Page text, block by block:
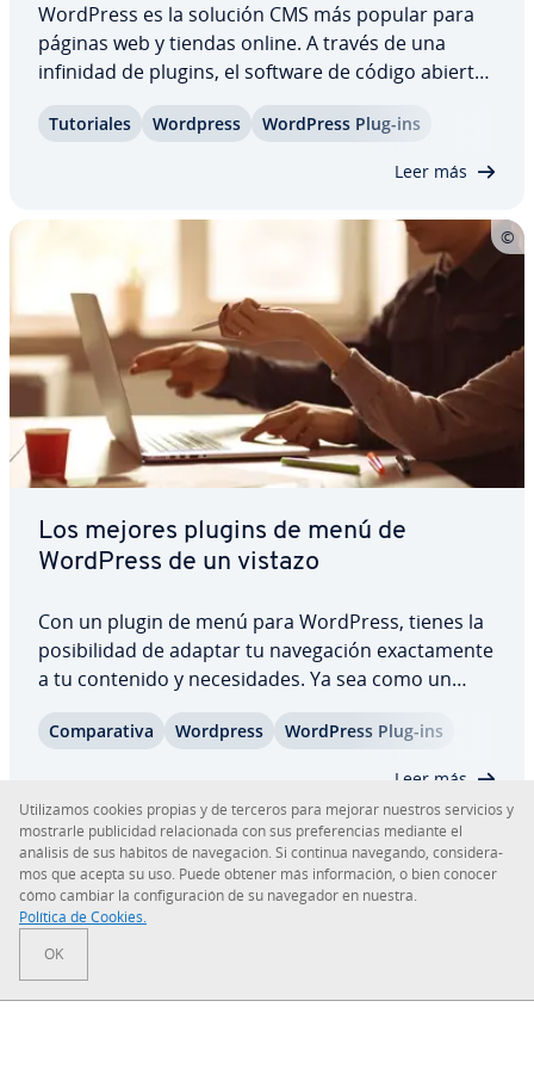
WordPress es la solución CMS más popular para
páginas web y tiendas online. A través de una
infinidad de plugins, el software de código abierto
se puede ampliar con todo tipo de ca­ra­c­te­rí­s­ti­cas,
ya sean funciones de encuestas o es­ta­dí­s­ti­cas, in­
Tu­to­ria­les Wordpress WordPress Plug-ins
Leer más
Los mejores plugins de menú de
WordPress de un vistazo
Con un plugin de menú para WordPress, tienes la
po­si­bi­li­dad de adaptar tu na­ve­ga­ción exac­ta­me­n­te
a tu contenido y ne­ce­si­da­des. Ya sea como un
mega menú, un menú fijo o un flyout animado,
con las funciones adi­cio­na­les puedes crear fá­ci­l­
Co­m­pa­ra­ti­va Wordpress WordPress Plug-ins
Leer más
Sobre IONOS
Sala de prensa
Uti­li­za­mos cookies propias y de terceros para mejorar nuestros servicios y
mostrarle pu­bli­ci­dad re­la­cio­na­da con sus pre­fe­re­n­cias mediante el
análisis de sus hábitos de na­ve­ga­ción. Si continua navegando, co­n­si­de­ra­
mos que acepta su uso. Puede obtener más in­fo­r­ma­ción, o bien conocer
cómo cambiar la co­n­fi­gu­ra­ción de su navegador en nuestra.
Política de Cookies.
OK